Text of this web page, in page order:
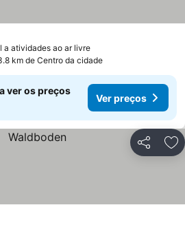
a atividades ao ar livre
km de Centro da cidade
ver os preços
Ver preços
Partilhar